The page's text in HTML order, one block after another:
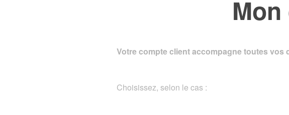
Votre compte client accompagne toutes vos
Choisissez, selon le cas :